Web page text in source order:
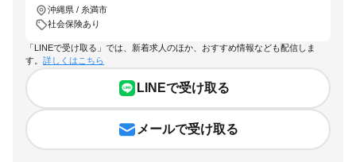
沖縄県 / 糸満市
社会保険あり
「LINEで受け取る」では、新着求人のほか、おすすめ情報なども配信しま
す。 詳しくはこちら
LINEで受け取る
メールで受け取る